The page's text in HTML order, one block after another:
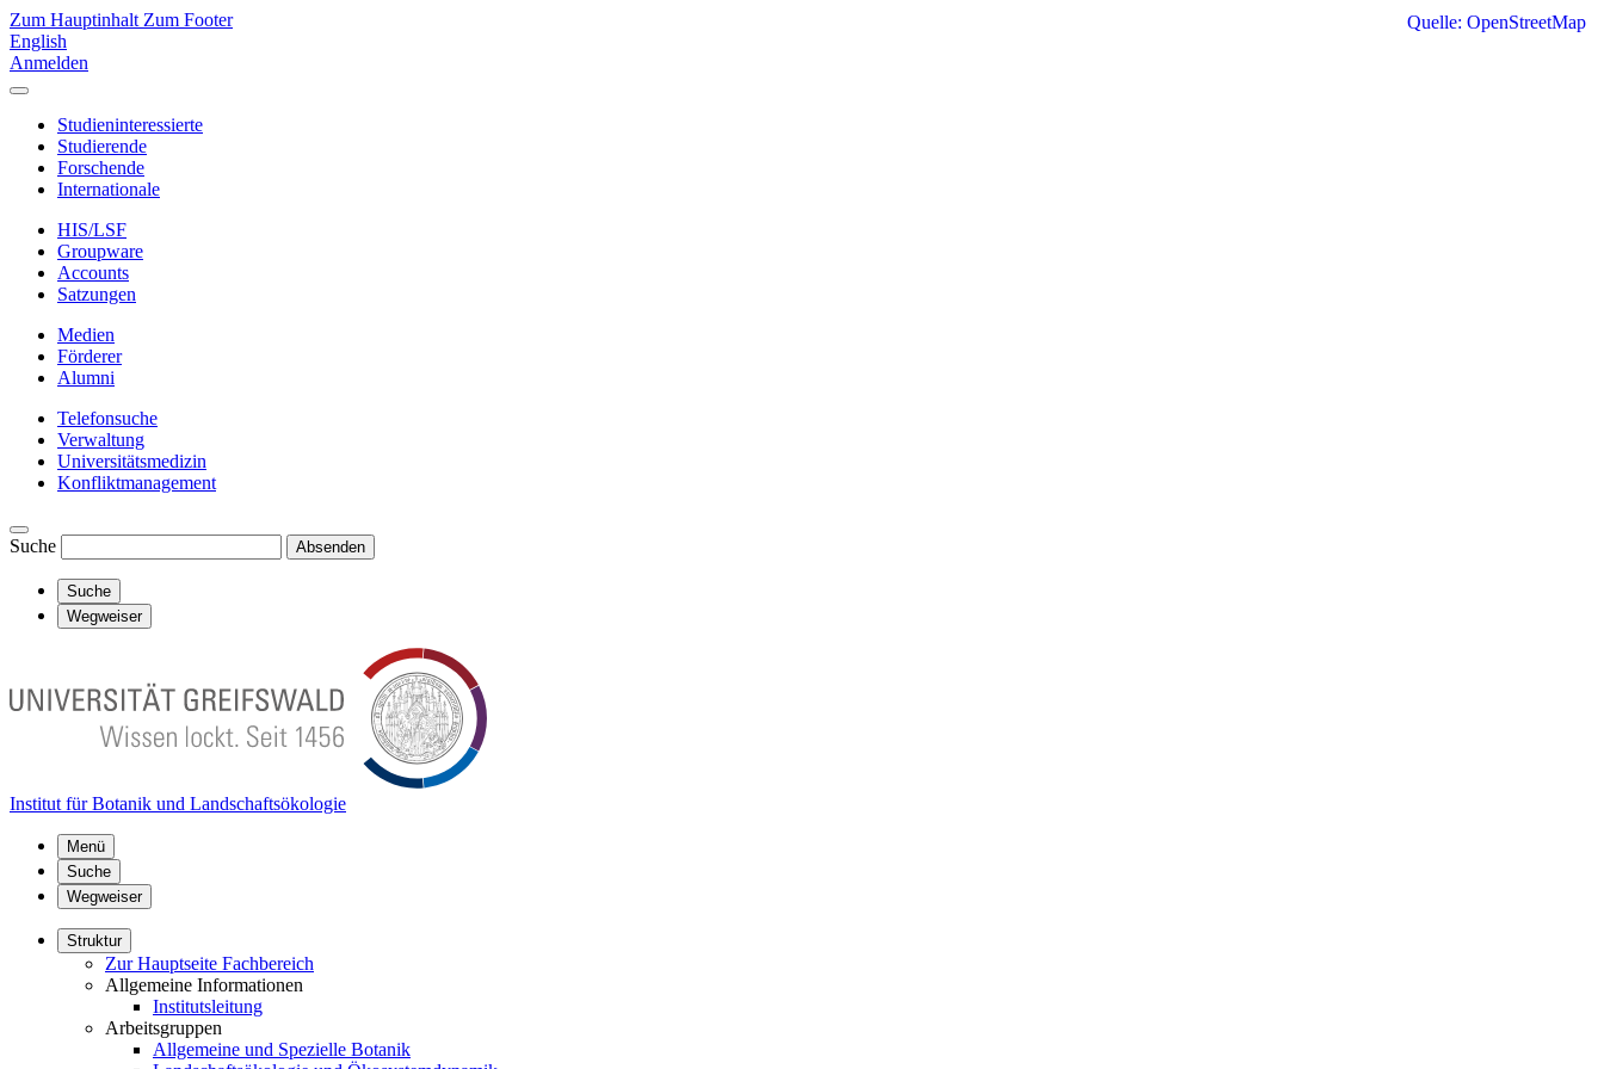
Zum Hauptinhalt Zum Footer
English
Anmelden
Studieninteressierte
Studierende
Forschende
Internationale
HIS/LSF
Groupware
Accounts
Satzungen
Medien
Förderer
Alumni
Telefonsuche
Verwaltung
Universitätsmedizin
Konfliktmanagement
Suche Absenden
Suche
Wegweiser
Institut für Botanik und Landschaftsökologie
Menü
Suche
Wegweiser
Struktur
Zur Hauptseite Fachbereich
Allgemeine Informationen
Institutsleitung
Arbeitsgruppen
Allgemeine und Spezielle Botanik
Quelle: OpenStreetMap